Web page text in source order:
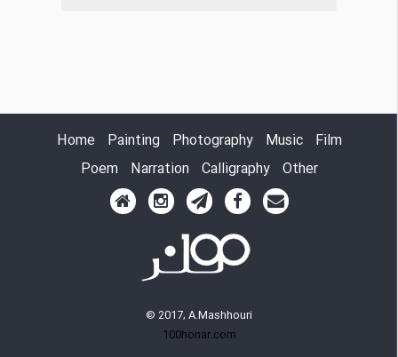
Home Painting Photography Music
Film
Poem
Narration Calligraphy Other
© 2017, A.Mashhouri
100honar.com